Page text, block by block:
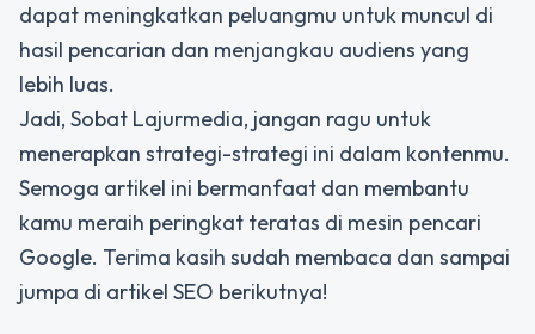
dapat meningkatkan peluangmu untuk muncul di
hasil pencarian dan menjangkau audiens yang
lebih luas.
Jadi, Sobat Lajurmedia, jangan ragu untuk
menerapkan strategi-strategi ini dalam kontenmu.
Semoga artikel ini bermanfaat dan membantu
kamu meraih peringkat teratas di mesin pencari
Google. Terima kasih sudah membaca dan sampai
jumpa di artikel SEO berikutnya!